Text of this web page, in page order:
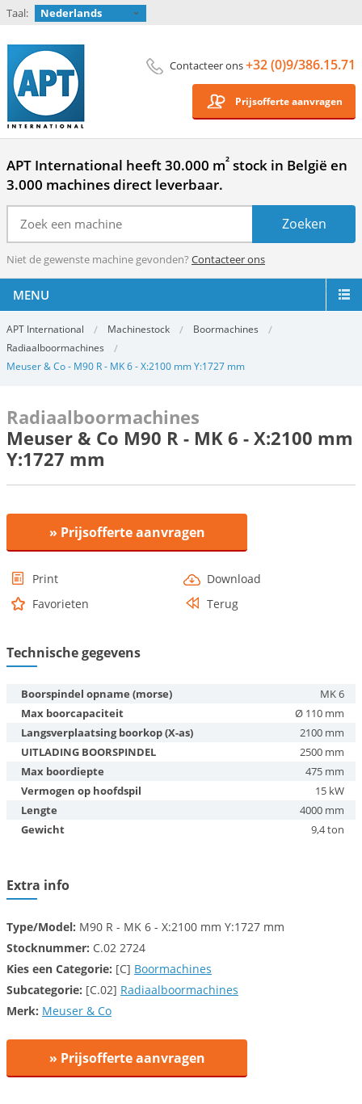
Taal: Nederlands
Contacteer ons+32 (0)9/386.15.71
Prijsofferte aanvragen
APT International heeft 30.000 m² stock in België en
3.000 machines direct leverbaar.
Niet de gewenste machine gevonden? Contacteer ons
MENU
APT International Machinestock
Boormachines
Radiaalboormachines
Meuser & Co - M90 R - MK 6 - X:2100 mm Y:1727 mm
Radiaalboormachines
Meuser & Co M90 R - MK 6 - X:2100 mm
Y:1727 mm
» Prijsofferte aanvragen
Print
Download
Favorieten
Terug
Technische gegevens
Boorspindel opname (morse)
MK 6
Max boorcapaciteit
Ø 110 mm
Langsverplaatsing boorkop (X-as)
2100 mm
UITLADING BOORSPINDEL
2500 mm
Max boordiepte
475 mm
Vermogen op hoofdspil
15 kW
Lengte
4000 mm
Gewicht
9,4 ton
Extra info
Type/Model: M90 R - MK 6 - X:2100 mm Y:1727 mm
Stocknummer: C.02 2724
Kies een Categorie: [C] Boormachines
Subcategorie: [C.02] Radiaalboormachines
Merk: Meuser & Co
» Prijsofferte aanvragen